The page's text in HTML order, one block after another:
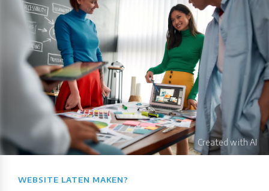
WEBSITE LATEN MAKEN?​​​​​​​​​​​​​​